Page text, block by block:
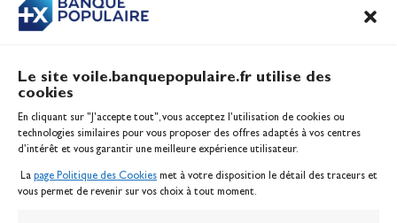
Le site voile.banquepopulaire.fr utilise des
cookies
En cliquant sur "J'accepte tout", vous acceptez l’utilisation de cookies ou
technologies similaires pour vous proposer des offres adaptés à vos centres
d’intérêt et vous garantir une meilleure expérience utilisateur.
La page Politique des Cookies met à votre disposition le détail des traceurs et
vous permet de revenir sur vos choix à tout moment.
CONTENU
Inscription serveur média
Contact
Politique des cookies